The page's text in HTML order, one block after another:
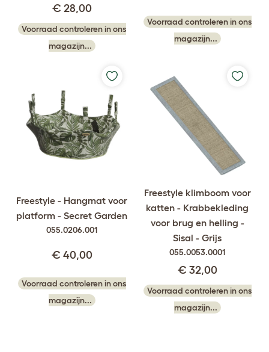
€ 28,00
Voorraad controleren in ons
magazijn...
Voorraad controleren in ons
magazijn...
Freestyle - Hangmat voor
platform - Secret Garden
055.0206.001
€ 40,00
Voorraad controleren in ons
magazijn...
Freestyle klimboom voor
katten - Krabbekleding
voor brug en helling -
Sisal - Grijs
055.0053.0001
€ 32,00
Voorraad controleren in ons
magazijn...